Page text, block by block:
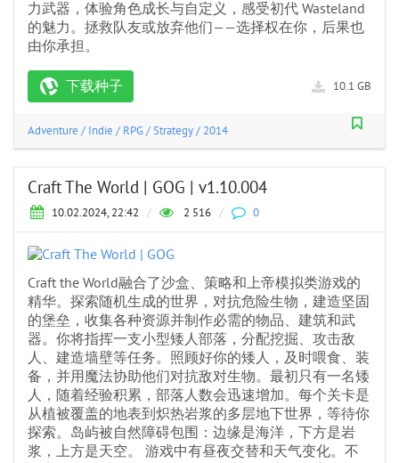
力武器，体验角色成长与自定义，感受初代 Wasteland
的魅力。拯救队友或放弃他们——选择权在你，后果也
由你承担。
下载种子 10.1 GB
Adventure / Indie / RPG/Strategy/ 2014
Craft The World | GOG | v1.10.004
10.02.2024, 22:42 / 2 516 / 0
Craft the World融合了沙盒、策略和上帝模拟类游戏的
精华。探索随机生成的世界，对抗危险生物，建造坚固
的堡垒，收集各种资源并制作必需的物品、建筑和武
器。你将指挥一支小型矮人部落，分配挖掘、攻击敌
人、建造墙壁等任务。照顾好你的矮人，及时喂食、装
备，并用魔法协助他们对抗敌对生物。最初只有一名矮
人，随着经验积累，部落人数会迅速增加。每个关卡是
从植被覆盖的地表到炽热岩浆的多层地下世界，等待你
探索。岛屿被自然障碍包围：边缘是海洋，下方是岩
浆，上方是天空。 游戏中有昼夜交替和天气变化。不